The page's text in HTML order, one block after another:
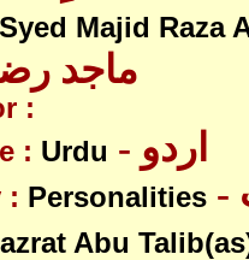
Syed Majid Raza
ماجد
:
: Urdu - اردو
: Personalities
Abu